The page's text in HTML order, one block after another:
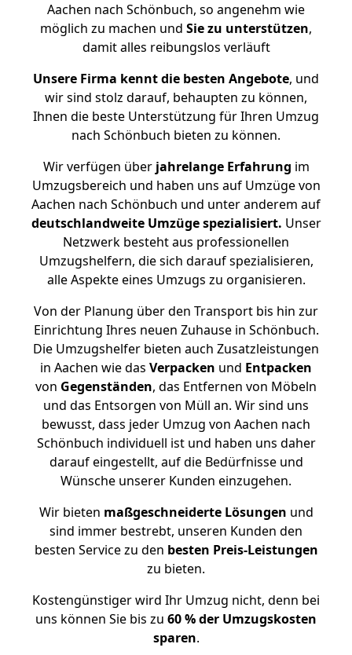
Aachen nach Schönbuch, so angenehm wie
möglich zu machen und Sie zu unterstützen,
damit alles reibungslos verläuft
Unsere Firma kennt die besten Angebote, und
wir sind stolz darauf, behaupten zu können,
Ihnen die beste Unterstützung für Ihren Umzug
nach Schönbuch bieten zu können.
Wir verfügen überjahrelange Erfahrung im
Umzugsbereich und haben uns auf Umzüge von
Aachen nach Schönbuch und unter anderem auf
deutschlandweite Umzüge spezialisiert. Unser
Netzwerk besteht aus professionellen
Umzugshelfern, die sich darauf spezialisieren,
alle Aspekte eines Umzugs zu organisieren.
Von der Planung über den Transport bis hin zur
Einrichtung Ihres neuen Zuhause in Schönbuch.
Die Umzugshelfer bieten auch Zusatzleistungen
in Aachen wie das Verpacken und Entpacken
von Gegenständen, das Entfernen von Möbeln
und das Entsorgen von Müll an. Wir sind uns
bewusst, dass jeder Umzug von Aachen nach
Schönbuch individuell ist und haben uns daher
darauf eingestellt, auf die Bedürfnisse und
Wünsche unserer Kunden einzugehen.
Wir bieten maßgeschneiderte Lösungen und
sind immer bestrebt, unseren Kunden den
besten Service zu den besten Preis-Leistungen
zu bieten.
Kostengünstiger wird Ihr Umzug nicht, denn bei
uns können Sie bis zu 60 % der Umzugskosten
sparen.